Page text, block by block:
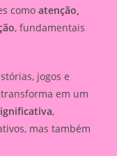
comoatenção,
, fundamentais
jogos e
em um
,
mas também